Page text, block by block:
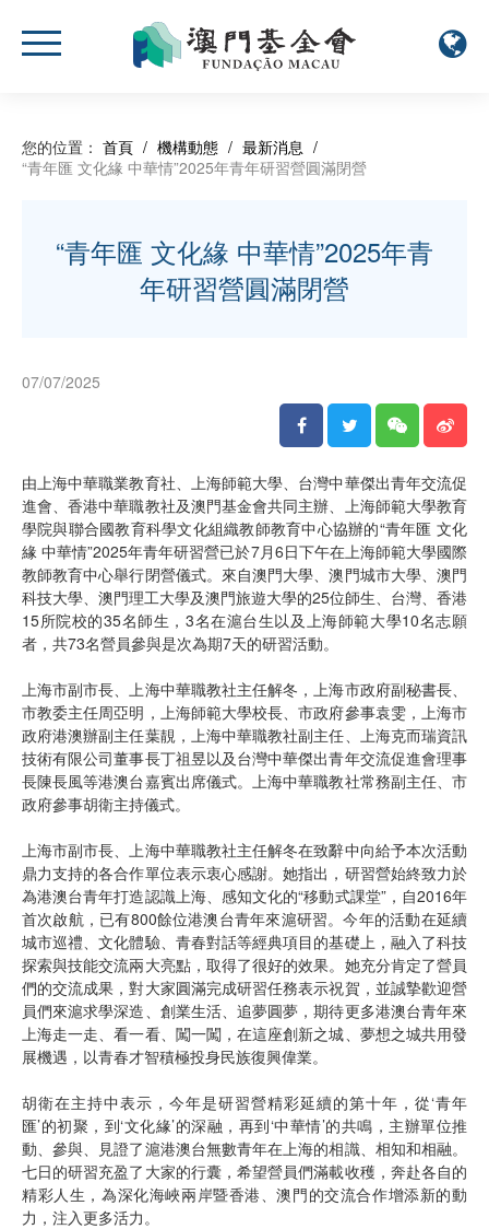
您的位置： 首頁 / 機構動態 / 最新消息 /
“青年匯 文化緣 中華情”2025年青年研習營圓滿閉營
“青年匯 文化緣 中華情”2025年青
年研習營圓滿閉營
07/07/2025
由上海中華職業教育社、上海師範大學、台灣中華傑出青年交流促
進會、香港中華職教社及澳門基金會共同主辦、上海師範大學教育
學院與聯合國教育科學文化組織教師教育中心協辦的“青年匯 文化
緣 中華情”2025年青年研習營已於7月6日下午在上海師範大學國際
教師教育中心舉行閉營儀式。來自澳門大學、澳門城市大學、澳門
科技大學、澳門理工大學及澳門旅遊大學的25位師生、台灣、香港
15所院校的35名師生，3名在滬台生以及上海師範大學10名志願
者，共73名營員參與是次為期7天的研習活動。
上海市副市長、上海中華職教社主任解冬，上海市政府副秘書長、
市教委主任周亞明，上海師範大學校長、市政府參事袁雯，上海市
政府港澳辦副主任葉靚，上海中華職教社副主任、上海克而瑞資訊
技術有限公司董事長丁祖昱以及台灣中華傑出青年交流促進會理事
長陳長風等港澳台嘉賓出席儀式。上海中華職教社常務副主任、市
政府參事胡衛主持儀式。
上海市副市長、上海中華職教社主任解冬在致辭中向給予本次活動
鼎力支持的各合作單位表示衷心感謝。她指出，研習營始終致力於
為港澳台青年打造認識上海、感知文化的“移動式課堂”，自2016年
首次啟航，已有800餘位港澳台青年來滬研習。今年的活動在延續
城市巡禮、文化體驗、青春對話等經典項目的基礎上，融入了科技
探索與技能交流兩大亮點，取得了很好的效果。她充分肯定了營員
們的交流成果，對大家圓滿完成研習任務表示祝賀，並誠摯歡迎營
員們來滬求學深造、創業生活、追夢圓夢，期待更多港澳台青年來
上海走一走、看一看、闖一闖，在這座創新之城、夢想之城共用發
展機遇，以青春才智積極投身民族復興偉業。
胡衛在主持中表示，今年是研習營精彩延續的第十年，從‘青年
匯’的初聚，到‘文化緣’的深融，再到‘中華情’的共鳴，主辦單位推
動、參與、見證了滬港澳台無數青年在上海的相識、相知和相融。
七日的研習充盈了大家的行囊，希望營員們滿載收穫，奔赴各自的
精彩人生，為深化海峽兩岸暨香港、澳門的交流合作增添新的動
力，注入更多活力。